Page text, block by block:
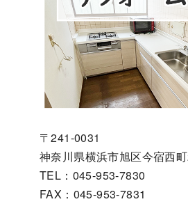
〒241-0031
神奈川県横浜市旭区今宿西
TEL：045-953-7830
FAX：045-953-7831